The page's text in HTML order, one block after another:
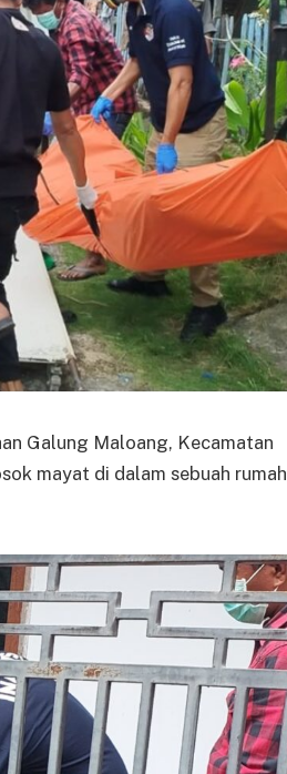
Galung Maloang, Kecamatan
mayat di dalam sebuah rumah